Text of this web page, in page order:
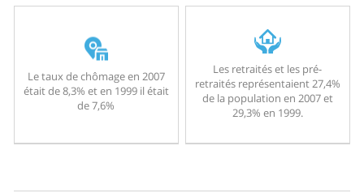
Le taux de chômage en 2007
était de 8,3% et en 1999 il était
de 7,6%
Les retraités et les pré-
retraités représentaient 27,4%
de la population en 2007 et
29,3% en 1999.